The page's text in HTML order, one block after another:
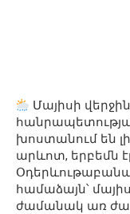
Մայիսի
խոստանում են
արևոտ, երբեմն
համաձայն՝
ժամանակ առ